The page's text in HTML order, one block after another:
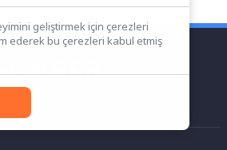
geliştirmek için çerezleri
ederek bu çerezleri kabul etmiş